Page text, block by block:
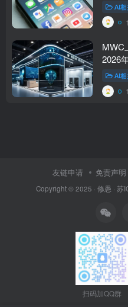
AI
MWC
2026
AI
友链申请 免责声明
Copyright © 2025 · 修愚 · 苏
扫码加QQ群